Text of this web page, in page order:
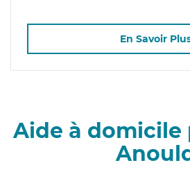
En Savoir
Aide à domicile